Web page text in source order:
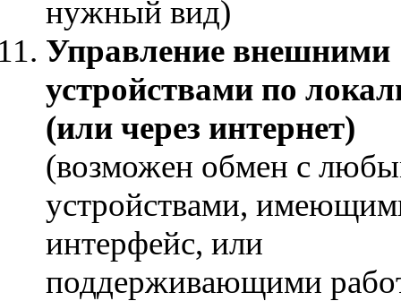
нужный вид)
Управление внешними
устройствами по
(или через интернет)
(возможен обмен с
устройствами,
интерфейс, или
поддерживающими